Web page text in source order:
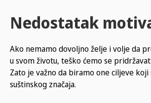
Nedostatak
Ako nemamo dovoljno želje i volje da
u svom životu, teško ćemo se
Zato je važno da biramo one ciljeve koji
suštinskog značaja.